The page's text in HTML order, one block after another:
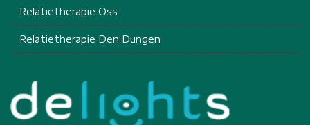
Relatietherapie Oss
Relatietherapie Den Dungen